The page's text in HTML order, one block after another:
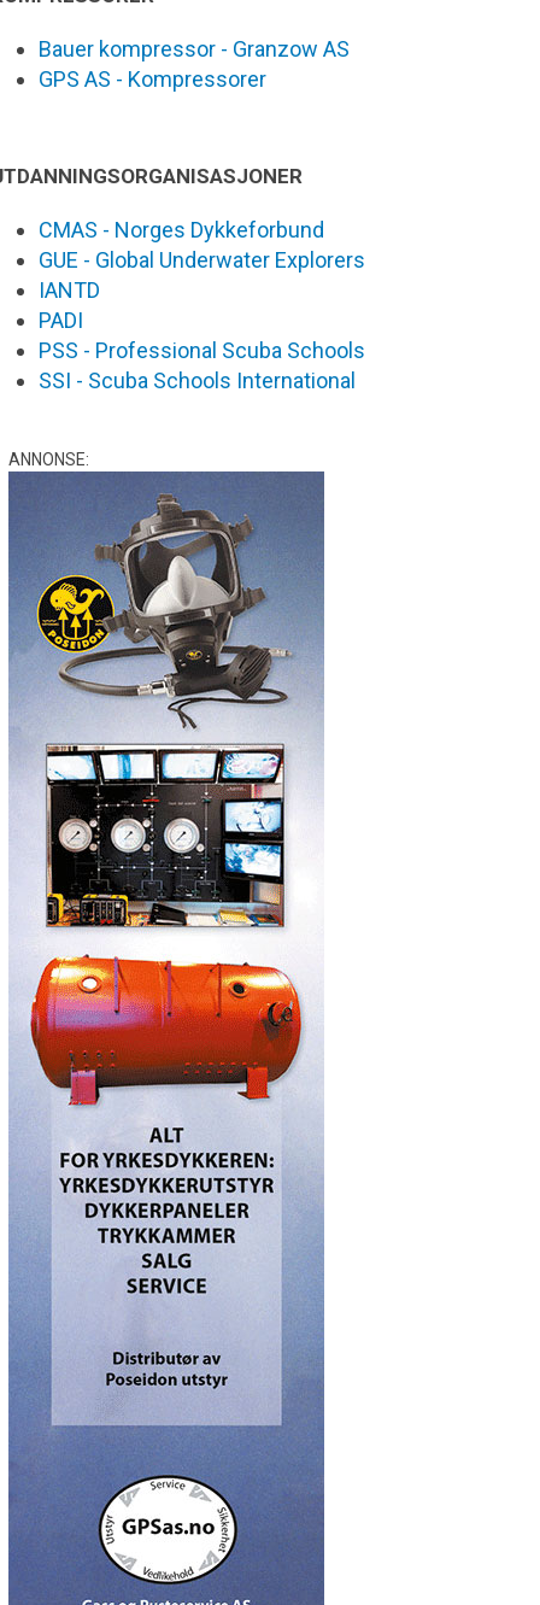
Bauer kompressor - Granzow AS
GPS AS - Kompressorer
CMAS - Norges Dykkeforbund
GUE - Global Underwater Explorers
IANTD
PADI
PSS - Professional Scuba Schools
SSI - Scuba Schools International
ANNONSE: